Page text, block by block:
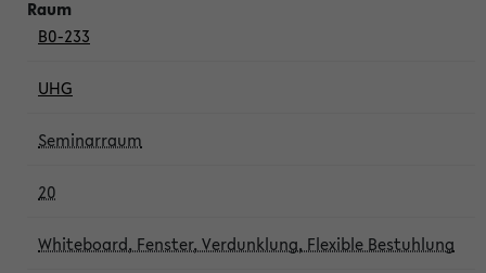
B0-233
UHG
Seminarraum
20
Whiteboard, Fenster, Verdunklung, Flexible Bestuhlung